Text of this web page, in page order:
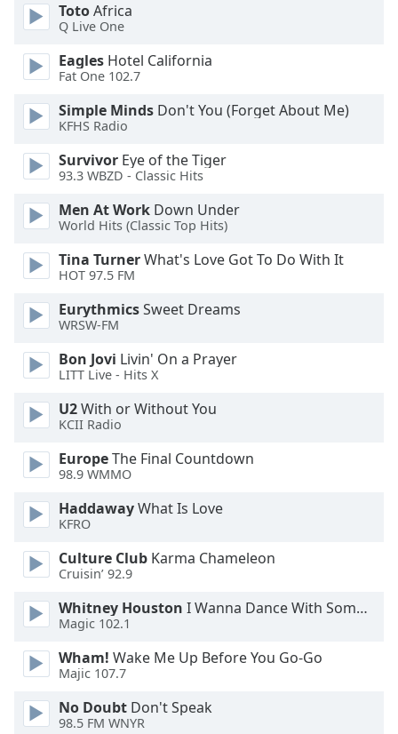
cancel
and
close
window.
Text
Color
Opacity
Text
Color
Opacity
Caption
Background
Color
Opacity
Font
Size
Text
Edge
TotoAfrica
Q Live One
Eagles Hotel California
Fat One 102.7
Simple Minds Don't You (Forget About Me)
KFHS Radio
Survivor Eye of the Tiger
93.3 WBZD - Classic Hits
Men At Work Down Under
World Hits (Classic Top Hits)
Tina TurnerWhat's Love Got To Do With It
HOT 97.5 FM
EurythmicsSweet Dreams
WRSW-FM
Bon Jovi Livin' On a Prayer
LITT Live - Hits X
U2With or Without You
KCII Radio
EuropeThe Final Countdown
98.9 WMMO
HaddawayWhat Is Love
KFRO
Culture Club Karma Chameleon
Cruisin’ 92.9
Whitney Houston I Wanna Dance With Somebody
Magic 102.1
Wham! Wake Me Up Before You Go-Go
Majic 107.7
No Doubt Don't Speak
98.5 FM WNYR